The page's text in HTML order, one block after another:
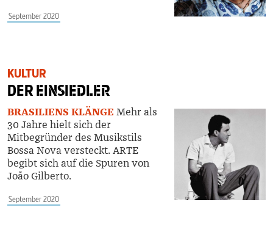
September 2020
KULTUR
DEREINSIEDLER
BRASILIENS KLÄNGE Mehr als
30 Jahre hielt sich der
Mitbegründer des Musikstils
Bossa Nova versteckt. ARTE
begibt sich auf die Spuren von
João Gilberto.
September 2020